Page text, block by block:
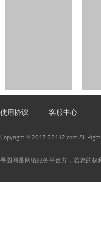
使用协议 客服中心
Copyright © 2017 52112.com All
寻图网是网络服务平台方，若您的